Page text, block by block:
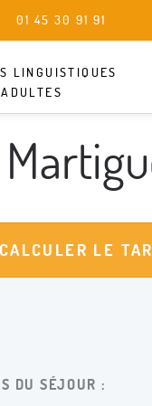
01 45 30 91 91
LINGUISTIQUES
ADULTES
mais ne
qui pourraient
CALCULER LE
DU SÉJOUR :